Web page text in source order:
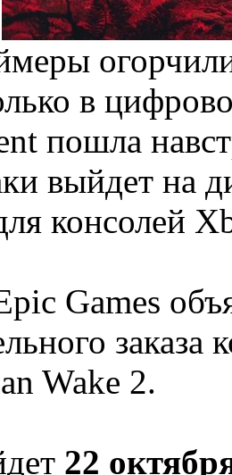
в
пошла
выйдет на
консолей
Games
Wake 2.
22